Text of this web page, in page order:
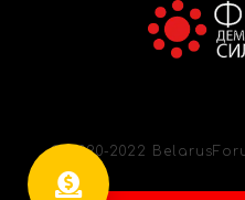
© 2020-2022